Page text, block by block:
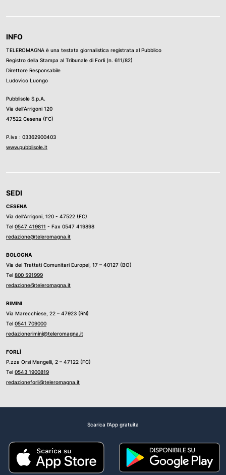
INFO
TELEROMAGNA è una testata giornalistica registrata al Pubblico
Registro della Stampa al Tribunale di Forli (n. 611/82)
Direttore Responsabile
Ludovico Luongo
Pubblisole S.p.A.
Via dell’Arrigoni 120
47522 Cesena (FC)
P.iva : 03362900403
www.pubblisole.it
SEDI
CESENA
Via dell’Arrigoni, 120 - 47522 (FC)
Tel 0547 419811 - Fax 0547 419898
redazione@teleromagna.it
BOLOGNA
Via dei Trattati Comunitari Europei, 17 – 40127 (BO)
Tel 800 591999
redazione@teleromagna.it
RIMINI
Via Marecchiese, 22 – 47923 (RN)
Tel 0541 709000
redazionerimini@teleromagna.it
FORLÌ
P.zza Orsi Mangelli, 2 – 47122 (FC)
Tel 0543 1900819
redazioneforli@teleromagna.it
Scarica l'App gratuita